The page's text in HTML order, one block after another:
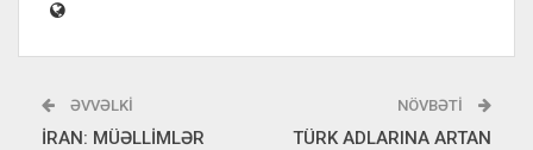
ƏVVƏLKI
İRAN: MÜƏLLİMLƏR
NÖVBƏTI
TÜRK ADLARINA ARTAN